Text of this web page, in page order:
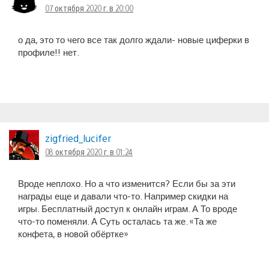
07 октября 2020 г. в 20:00
о да, это то чего все так долго ждали- новые циферки в
профиле!! нет.
zigfried_lucifer
08 октября 2020 г. в 01:24
Вроде неплохо. Но а что изменится? Если бы за эти
награды еще и давали что-то. Например скидки на
игры. Бесплатный доступ к онлайн играм. А То вроде
что-то поменяли. А Суть осталась та же. «Та же
конфета, в новой обёртке»